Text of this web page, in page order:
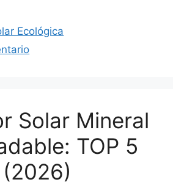
Ecológica
Solar Mineral
TOP 5